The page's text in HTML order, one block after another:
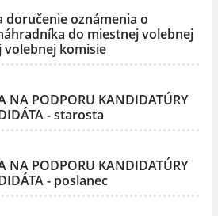
doručenie oznámenia o
do miestnej volebnej
volebnej komisie
NA PODPORU KANDIDATÚRY
- starosta
NA PODPORU KANDIDATÚRY
- poslanec